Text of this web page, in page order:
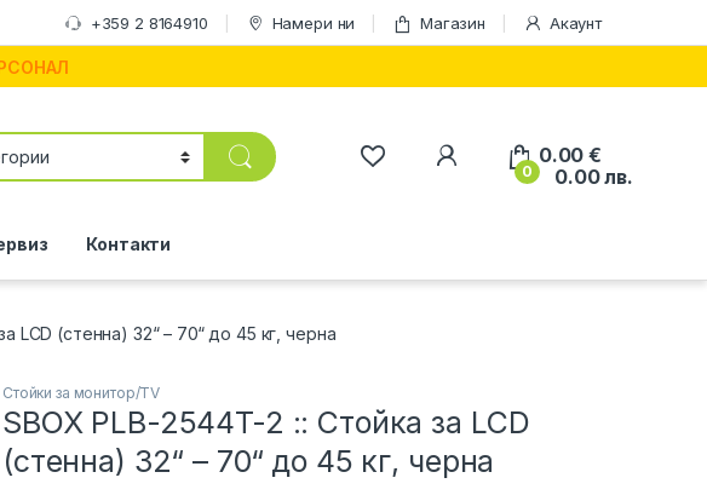
+359 2 8164910 Намери ни Магазин Акаунт
0
0.00€
0.00лв.
Контакти
LCD (стенна) 32“ – 70“ до 45 кг, черна
Стойки за монитор/TV
SBOX PLB-2544T-2 :: Стойка за LCD
(стенна) 32“ – 70“ до 45 кг, черна